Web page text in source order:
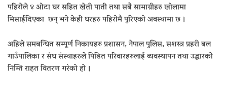
पहिरोले ४ ओटा घर सहित खेती पाती तथा सबै सामाग्रीहरु खोलामा
मिसाईदिएका छन् भने केही घरहरु पहिरोमै पुरिएको अवस्थामा छ ।
अहिले समबन्धित सम्पूर्ण निकायहरु प्रशासन, नेपाल पुलिस, सशस्त्र प्रहरी बल
गाउँपालिका र संघ संस्थाहरुले पिडित परिवारहरुलाई व्यवस्थापन तथा उद्धारको
निम्ति राहत वितरण गरेको हो ।